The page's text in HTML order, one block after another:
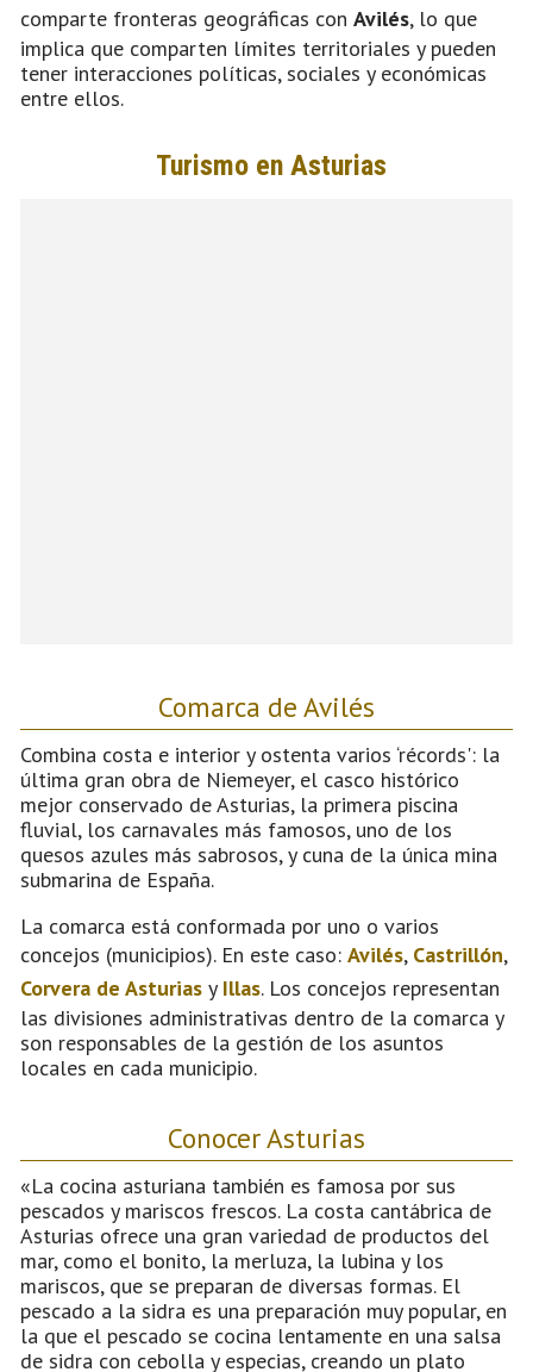
comparte fronteras geográficas con Avilés, lo que
implica que comparten límites territoriales y pueden
tener interacciones políticas, sociales y económicas
entre ellos.
Comarca de Avilés
Combina costa e interior y ostenta varios ‘récords': la
última gran obra de Niemeyer, el casco histórico
mejor conservado de Asturias, la primera piscina
fluvial, los carnavales más famosos, uno de los
quesos azules más sabrosos, y cuna de la única mina
submarina de España.
La comarca está conformada por uno o varios
concejos (municipios). En este caso: Avilés, Castrillón,
Corvera de Asturias y Illas. Los concejos representan
las divisiones administrativas dentro de la comarca y
son responsables de la gestión de los asuntos
locales en cada municipio.
Conocer Asturias
«La cocina asturiana también es famosa por sus
pescados y mariscos frescos. La costa cantábrica de
Asturias ofrece una gran variedad de productos del
mar, como el bonito, la merluza, la lubina y los
mariscos, que se preparan de diversas formas. El
pescado a la sidra es una preparación muy popular, en
la que el pescado se cocina lentamente en una salsa
de sidra con cebolla y especias, creando un plato